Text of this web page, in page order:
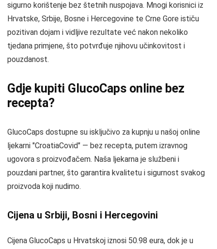
sigurno korištenje bez štetnih nuspojava. Mnogi korisnici iz
Hrvatske, Srbije, Bosne i Hercegovine te Crne Gore ističu
pozitivan dojam i vidljive rezultate već nakon nekoliko
tjedana primjene, što potvrđuje njihovu učinkovitost i
pouzdanost.
Gdje kupiti GlucoCaps online bez
recepta?
GlucoCaps dostupne su isključivo za kupnju u našoj online
ljekarni "CroatiaCovid" — bez recepta, putem izravnog
ugovora s proizvođačem. Naša ljekarna je službeni i
pouzdani partner, što garantira kvalitetu i sigurnost svakog
proizvoda koji nudimo.
Cijena u Srbiji, Bosni i Hercegovini
Cijena GlucoCaps u Hrvatskoj iznosi 50.98 eura, dok je u